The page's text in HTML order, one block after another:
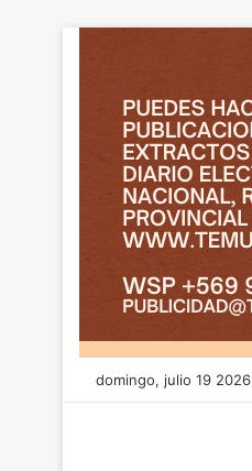
domingo, julio 19 2026